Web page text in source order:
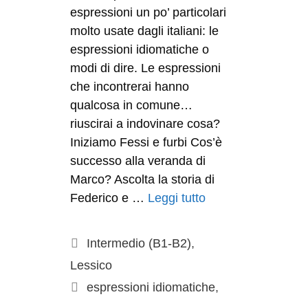
espressioni un po’ particolari
molto usate dagli italiani: le
espressioni idiomatiche o
modi di dire. Le espressioni
che incontrerai hanno
qualcosa in comune…
riuscirai a indovinare cosa?
Iniziamo Fessi e furbi Cos’è
successo alla veranda di
Marco? Ascolta la storia di
Federico e … Leggi tutto
Intermedio (B1-B2),
Lessico
espressioni idiomatiche,